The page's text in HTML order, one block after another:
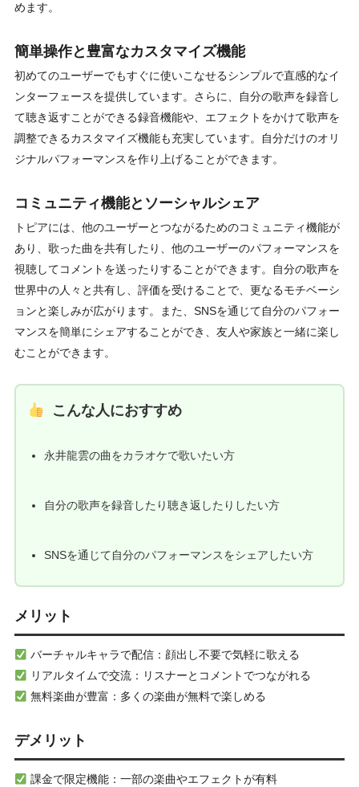
めます。
簡単操作と豊富なカスタマイズ機能
初めてのユーザーでもすぐに使いこなせるシンプルで直感的なイ
ンターフェースを提供しています。さらに、自分の歌声を録音し
て聴き返すことができる録音機能や、エフェクトをかけて歌声を
調整できるカスタマイズ機能も充実しています。自分だけのオリ
ジナルパフォーマンスを作り上げることができます。
コミュニティ機能とソーシャルシェア
トピアには、他のユーザーとつながるためのコミュニティ機能が
あり、歌った曲を共有したり、他のユーザーのパフォーマンスを
視聴してコメントを送ったりすることができます。自分の歌声を
世界中の人々と共有し、評価を受けることで、更なるモチベーシ
ョンと楽しみが広がります。また、SNSを通じて自分のパフォー
マンスを簡単にシェアすることができ、友人や家族と一緒に楽し
むことができます。
こんな人におすすめ
永井龍雲の曲をカラオケで歌いたい方
自分の歌声を録音したり聴き返したりしたい方
SNSを通じて自分のパフォーマンスをシェアしたい方
メリット
バーチャルキャラで配信：顔出し不要で気軽に歌える
リアルタイムで交流：リスナーとコメントでつながれる
無料楽曲が豊富：多くの楽曲が無料で楽しめる
デメリット
課金で限定機能：一部の楽曲やエフェクトが有料